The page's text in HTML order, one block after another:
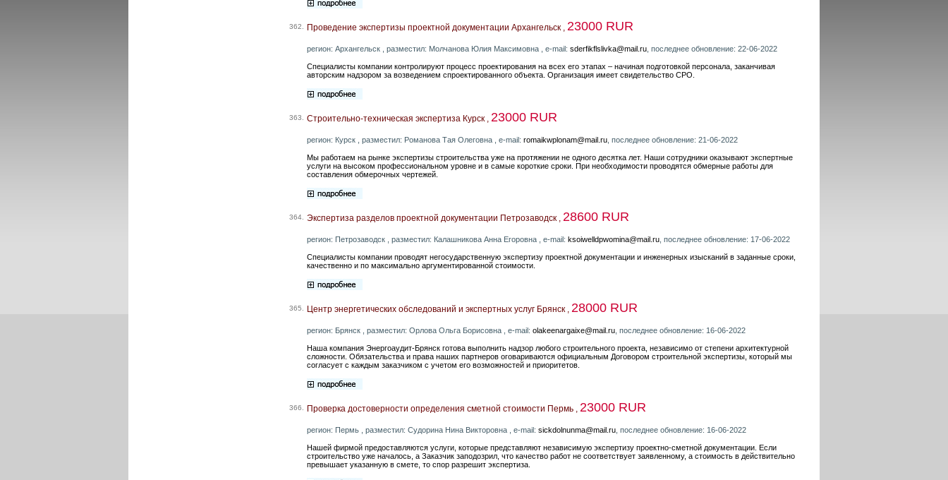
362. Проведение экспертизы проектной документации Архангельск , 23000 RUR
регион: Архангельск , разместил: Молчанова Юлия Максимовна , e-mail: sderfikflslivka@mail.ru , последнее обновление: 22-06-2022
Специалисты компании контролируют процесс проектирования на всех его этапах – начиная подготовкой персонала, заканчивая
авторским надзором за возведением спроектированного объекта. Организация имеет свидетельство СРО.
363. Строительно-техническая экспертиза Курск , 23000 RUR
регион: Курск , разместил: Романова Тая Олеговна , e-mail: romaikwplonam@mail.ru , последнее обновление: 21-06-2022
Мы работаем на рынке экспертизы строительства уже на протяжении не одного десятка лет. Наши сотрудники оказывают экспертные
услуги на высоком профессиональном уровне и в самые короткие сроки. При необходимости проводятся обмерные работы для
составления обмерочных чертежей.
364. Экспертиза разделов проектной документации Петрозаводск , 28600 RUR
регион: Петрозаводск , разместил: Калашникова Анна Егоровна , e-mail: ksoiwelldpwomina@mail.ru , последнее обновление: 17-06-2022
Специалисты компании проводят негосударственную экспертизу проектной документации и инженерных изысканий в заданные сроки,
качественно и по максимально аргументированной стоимости.
365. Центр энергетических обследований и экспертных услуг Брянск , 28000 RUR
регион: Брянск , разместил: Орлова Ольга Борисовна , e-mail: olakeenargaixe@mail.ru , последнее обновление: 16-06-2022
Наша компания Энергоаудит-Брянск готова выполнить надзор любого строительного проекта, независимо от степени архитектурной
сложности. Обязательства и права наших партнеров оговариваются официальным Договором строительной экспертизы, который мы
согласует с каждым заказчиком с учетом его возможностей и приоритетов.
366. Проверка достоверности определения сметной стоимости Пермь , 23000 RUR
регион: Пермь , разместил: Судорина Нина Викторовна , e-mail: sickdolnunma@mail.ru , последнее обновление: 16-06-2022
Нашей фирмой предоставляются услуги, которые представляют независимую экспертизу проектно-сметной документации. Если
строительство уже началось, а Заказчик заподозрил, что качество работ не соответствует заявленному, а стоимость в действительно
превышает указанную в смете, то спор разрешит экспертиза.